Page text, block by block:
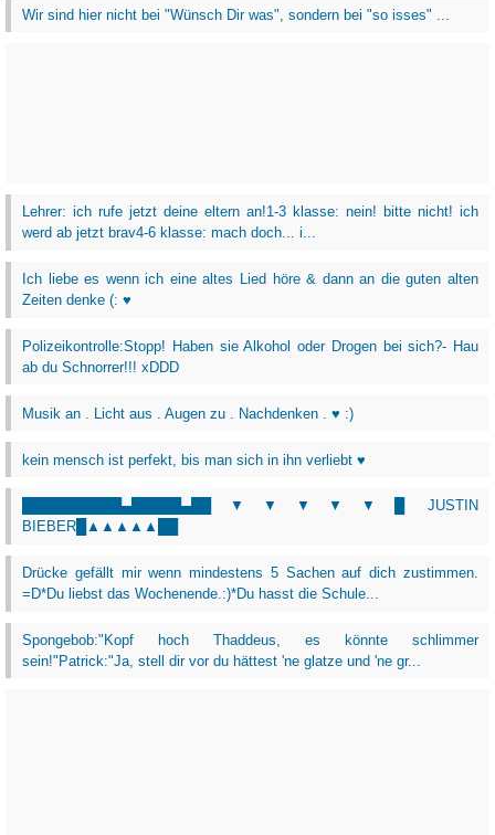
Wir sind hier nicht bei "Wünsch Dir was", sondern bei "so isses" ...
Lehrer: ich rufe jetzt deine eltern an!1-3 klasse: nein! bitte nicht! ich
werd ab jetzt brav4-6 klasse: mach doch... i...
Ich liebe es wenn ich eine altes Lied höre & dann an die guten alten
Zeiten denke (: ♥
Polizeikontrolle:Stopp! Haben sie Alkohol oder Drogen bei sich?- Hau
ab du Schnorrer!!! xDDD
Musik an . Licht aus . Augen zu . Nachdenken . ♥ :)
kein mensch ist perfekt, bis man sich in ihn verliebt ♥
██████████▄█████▄██▼▼▼▼▼█ JUSTIN
BIEBER█▲▲▲▲▲██
Drücke gefällt mir wenn mindestens 5 Sachen auf dich zustimmen.
=D*Du liebst das Wochenende.:)*Du hasst die Schule...
Spongebob:"Kopf hoch Thaddeus, es könnte schlimmer
sein!"Patrick:"Ja, stell dir vor du hättest 'ne glatze und 'ne gr...